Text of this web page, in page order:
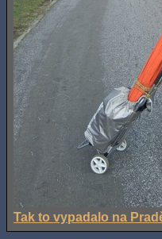
Tak to vypadalo na